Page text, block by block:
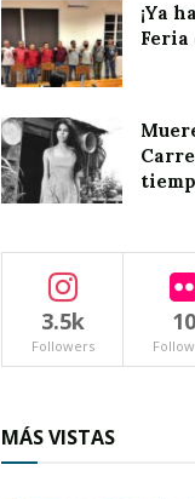
¡Ya
Feria
3.5k
Followers
10
MÁS VISTAS